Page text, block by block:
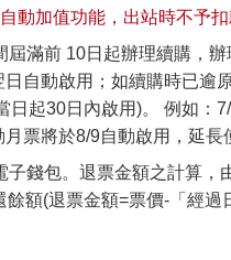
動加值功能，出站時不予扣
滿前 10日起辦理續購，
自動啟用；如續購時已逾
日起30日內啟用)。 例如：
票將於8/9自動啟用，延長
子錢包。退票金額之計算
額(退票金額=票價-「經